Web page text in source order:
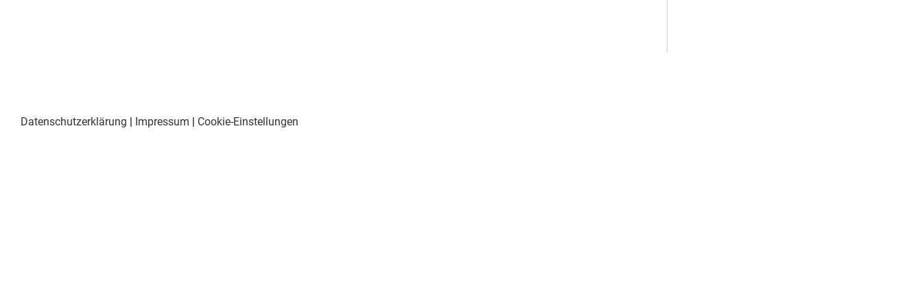
Datenschutzerklärung | Impressum | Cookie-Einstellungen